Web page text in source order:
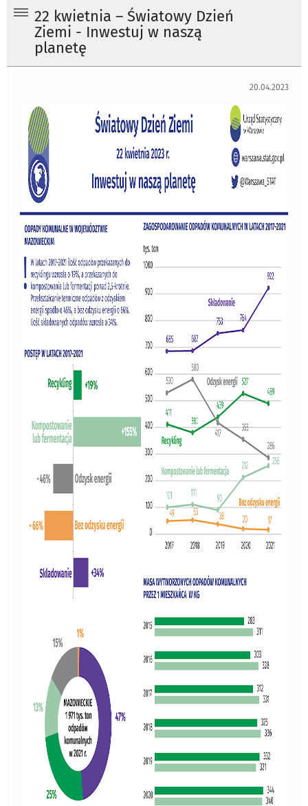
22 kwietnia – Światowy Dzień
Ziemi - Inwestuj w naszą
planetę
20.04.2023